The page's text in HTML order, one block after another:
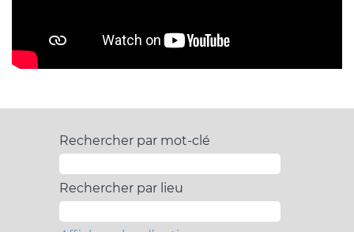
Rechercher par mot-clé
Rechercher par lieu